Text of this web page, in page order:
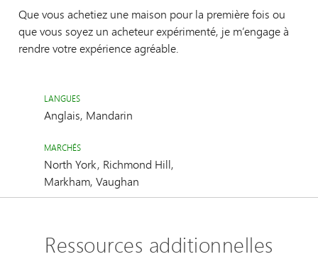
Que vous achetiez une maison pour la première fois ou
que vous soyez un acheteur expérimenté, je m’engage à
rendre votre expérience agréable.
LANGUES
Anglais, Mandarin
MARCHÉS
North York, Richmond Hill,
Markham, Vaughan
Ressources additionnelles